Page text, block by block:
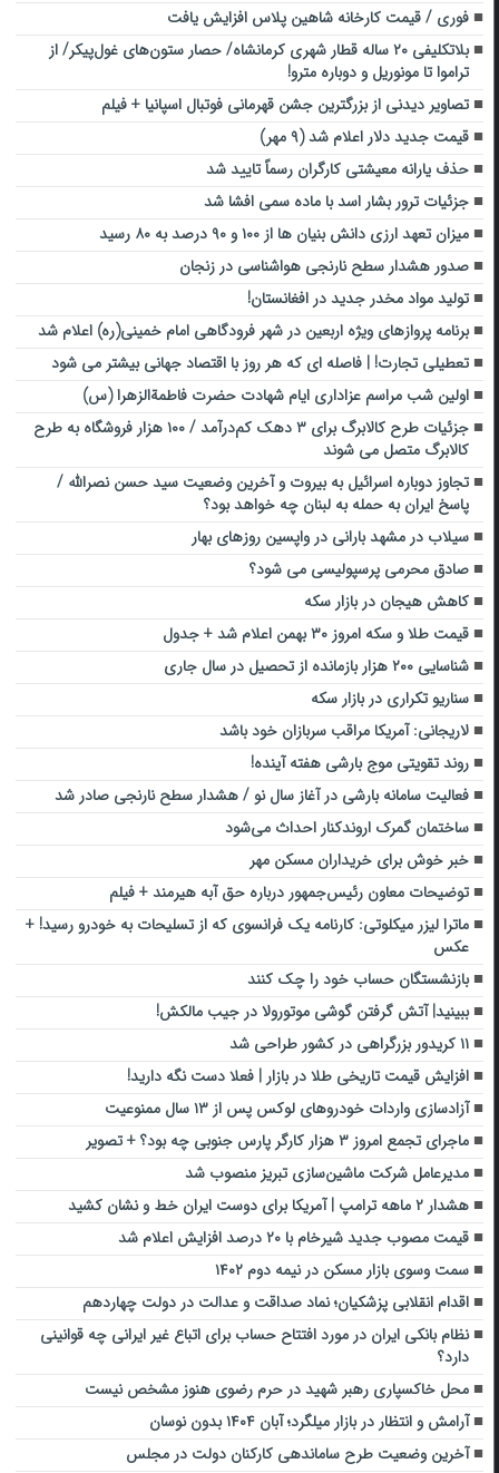
فوری / قیمت کارخانه شاهین پلاس افزایش یافت
بلاتکلیفی ۲۰ ساله قطار شهری کرمانشاه/ حصار ‌ستون‌های غول‌پیکر/ از
تراموا تا مونوریل و دوباره مترو‌!
تصاویر دیدنی از بزرگترین جشن قهرمانی فوتبال اسپانیا + فیلم
قیمت جدید دلار اعلام شد (۹ مهر)
حذف یارانه معیشتی کارگران رسماً تایید شد
جزئیات ترور بشار اسد با ماده سمی افشا شد
میزان تعهد ارزی دانش بنیان ها از ۱۰۰ و ۹۰ درصد به ۸۰ رسید
صدور هشدار سطح نارنجی هواشناسی در زنجان
تولید مواد مخدر جدید در افغانستان!
برنامه پروازهای ویژه اربعین در شهر فرودگاهی امام خمینی(ره) اعلام شد
تعطیلی تجارت! | فاصله ای که هر روز با اقتصاد جهانی بیشتر می شود
اولین شب مراسم عزاداری ایام شهادت حضرت فاطمةالزهرا (س)
جزئیات طرح کالابرگ برای ۳ دهک کم‌درآمد / ۱۰۰ هزار فروشگاه به طرح
کالابرگ متصل می شوند
تجاوز دوباره اسرائیل به بیروت و آخرین وضعیت سید حسن نصرالله /
پاسخ ایران به حمله به لبنان چه خواهد بود؟
سیلاب در مشهد بارانی در واپسین روزهای بهار
صادق محرمی پرسپولیسی می شود؟
کاهش هیجان‌ در بازار سکه
قیمت طلا و سکه امروز ۳۰ بهمن اعلام شد + جدول
شناسایی ۲۰۰ هزار بازمانده از تحصیل در سال جاری
سناریو تکراری در بازار سکه
لاریجانی: آمریکا مراقب سربازان خود باشد
روند تقویتی موج بارشی هفته آینده!
فعالیت سامانه بارشی در آغاز سال نو / هشدار سطح نارنجی صادر شد
ساختمان گمرک اروندکنار احداث می‌شود
خبر خوش برای خریداران مسکن مهر
توضیحات معاون رئیس‌جمهور درباره حق آبه هیرمند + فیلم
ماترا لیزر میکلوتی: کارنامه یک فرانسوی که از تسلیحات به خودرو رسید! +
عکس
بازنشستگان حساب خود را چک کنند
ببینید| آتش گرفتن گوشی موتورولا در جیب مالکش!
۱۱ کریدور بزرگراهی در کشور طراحی شد
افزایش قیمت تاریخی طلا در بازار | فعلا دست نگه دارید!
آزادسازی واردات خودروهای لوکس پس از ۱۳ سال ممنوعیت
ماجرای تجمع امروز ۳ هزار کارگر‌ پارس جنوبی چه بود؟ + تصویر
مدیرعامل شرکت ماشین‌سازی تبریز منصوب شد
هشدار ۲ ماهه ترامپ | آمریکا برای دوست ایران خط و نشان کشید
قیمت مصوب جدید شیرخام با ۲۰ درصد افزایش اعلام شد
سمت وسوی بازار مسکن در نیمه دوم ۱۴۰۲
اقدام انقلابی پزشکیان؛ نماد صداقت و عدالت در دولت چهاردهم
نظام بانکی ایران در مورد افتتاح حساب برای اتباع غیر ایرانی چه قوانینی
دارد؟
محل خاکسپاری رهبر شهید در حرم رضوی هنوز مشخص نیست
آرامش و انتظار در بازار میلگرد؛ آبان ۱۴۰۴ بدون نوسان
آخرین وضعیت طرح ساماندهی کارکنان دولت در مجلس